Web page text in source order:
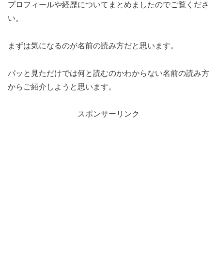
プロフィールや経歴についてまとめましたのでご覧くださ
い。
まずは気になるのが名前の読み方だと思います。
パッと見ただけでは何と読むのかわからない名前の読み方
からご紹介しようと思います。
スポンサーリンク